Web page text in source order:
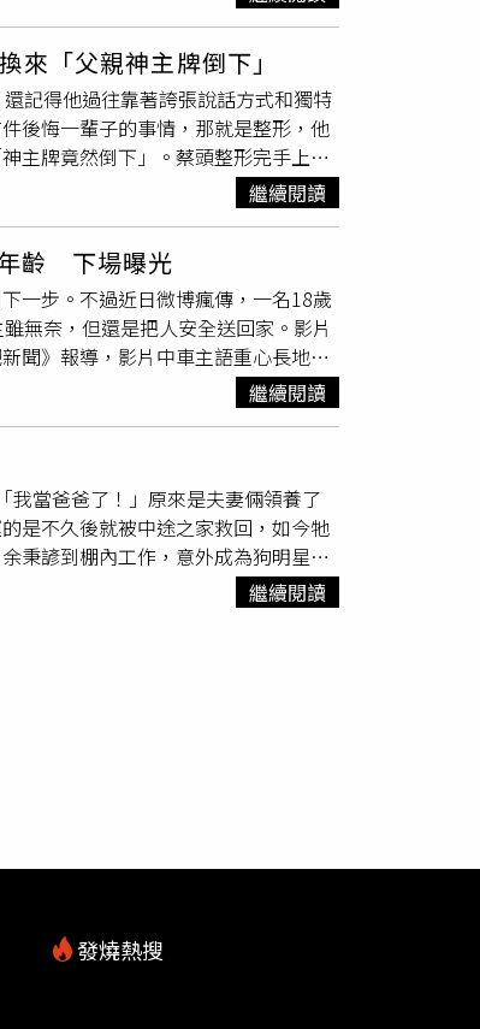
人攝）上一隻貓過世一年後，黃偉晉
發現這一對玳瑁和虎斑姊弟，送養人
都重要，黃偉晉一邊興奮地滑動手機
！我有時候都會拿牠們小時候的照片
起初黃爸黃媽很反對，「他們一直說
黃偉晉笑說，平時和姊姊工作忙，不
黃家人疼愛，在家裡很享福。（圖／
害羞，一有人來就跑走，連我摸牠都不
理我，這種欲擒故縱，我整個很
媽媽的奶頭，狂吸不止，還有一個
！Q比就很高冷，很喜歡我用腳輕踩
，罐頭、乾飼料少不了，夏天冷氣冬
花費，平時不在家還是我媽主要在顧
時也惹黃媽媽生氣。雖然在外面經常
們會弄亂神明桌，我媽就會大罵，牠
黃偉晉疼惜地說：「但牠們很乖，完
偷潛入他的地盤，「牠們很愛我不在
伴他們最久，但只要我出門工作，
不是體質變化，黃偉晉說，小時候養
貓」，以免臉上紅一塊，沒辦法上
家貓小檔案姓名：Q比性別：母品
來「父親神主牌倒下」
記得他過往靠著誇張說話方式和獨特
後悔一輩子的事情，那就是整形，他
主牌竟然倒下」。蔡頭整形完手上節
想到這位老師先是看了一下全班同
，老師竟脫口說出一句，「他長得像
一次已過世的藝人羅霈穎告訴蔡頭，
由婉拒，怎料爸媽在一年內陸續離
他只好頂著一顆腫臉到現場，當他拿
深怕父親認不出來或是被嚇到，只不
整形毀了自己一生，蔡頭在節目上也
繼續閱讀
齡 下場曝光
一步。不過近日微博瘋傳，一名18歲
無奈，但還是把人安全送回家。影片
聞》報導，影片中車主語重心長地
擦眼淚、不停哭鬧，「你不要跟我講
。」車主無奈，「我們認識才20分
主同意2人在一起，但仍被拒絕。車
網友紛紛留言「這女孩瘋了吧」、
去怎麼跟妻小解釋」、「現在找人戀
繼續閱讀
我當爸爸了！」原來是夫妻倆領養了
是不久後就被中途之家救回，如今牠
秉諺到棚內工作，意外成為狗明星。
搜尋許久，直至見到佳佳，夫妻倆才
人員闡述教養觀念，也要讓佳佳自己
」「我平常和老婆出門如果沒有先
言溝通，但仍可感受到牠的真誠與
出國4天，只好將佳佳託給友人照
奴當得很徹底。而愛耍傲嬌的佳佳，
繼續閱讀
發燒熱搜